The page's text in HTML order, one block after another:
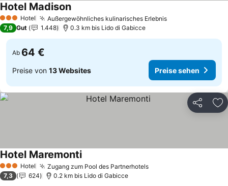
3 SterneHotel Außergewöhnliches kulinarisches ErlebnisPreise sehen
Hotel MadisonPreise sehen
7,9 Gut 1.448 0.3 km bis Lido di Gabicce
Ab 64 €
Preise von 13 Websites Preise sehen
Teilen
3 SterneHotel Zugang zum Pool des PartnerhotelsPreise sehen
Hotel MaremontiPreise sehen
7,3 624 0.2 km bis Lido di Gabicce